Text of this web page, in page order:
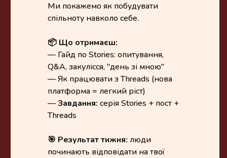
Ми покажемо як побудувати
спільноту навколо себе.
📦 Що отримаєш:
— Гайд по Stories: опитування,
Q&A, закулісся, "день зі мною"
— Як працювати з Threads (нова
платформа = легкий ріст)
—Завдання: серія Stories + пост +
Threads
🎯 Результат тижня: люди
починають відповідати на твої